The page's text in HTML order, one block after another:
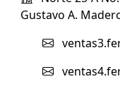
Gustavo A.